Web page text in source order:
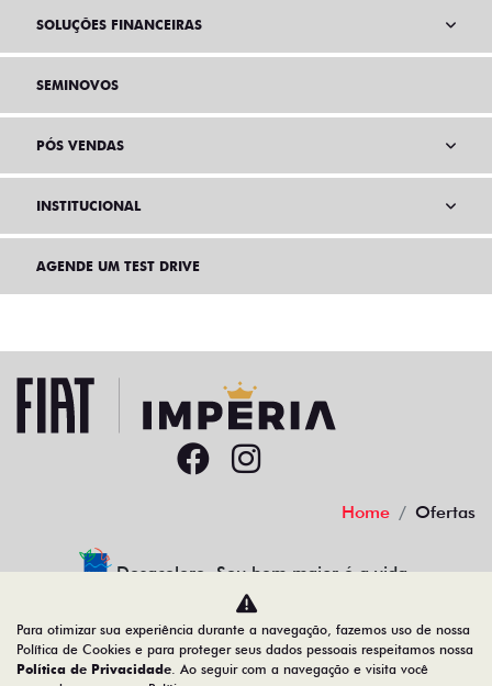
SOLUÇÕES FINANCEIRAS
SEMINOVOS
PÓS VENDAS
INSTITUCIONAL
AGENDE UM TEST DRIVE
Home Ofertas
Desacelere. Seu bem maior é a vida.
IMPERIA - DISTRIBUIDORA DE VEICULOS LTDA
Para otimizar sua experiência durante a navegação, fazemos uso de nossa
Política de Cookies e para proteger seus dados pessoais respeitamos nossa
Política de Privacidade. Ao seguir com a navegação e visita você